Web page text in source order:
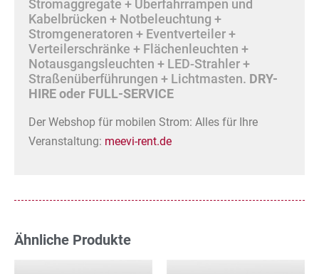
Stromaggregate + Überfahrrampen und
Kabelbrücken + Notbeleuchtung +
Stromgeneratoren + Eventverteiler +
Verteilerschränke + Flächenleuchten +
Notausgangsleuchten + LED-Strahler +
Straßenüberführungen + Lichtmasten. DRY-
HIRE oder FULL-SERVICE
Der Webshop für mobilen Strom: Alles für Ihre
Veranstaltung: meevi-rent.de
Ähnliche Produkte